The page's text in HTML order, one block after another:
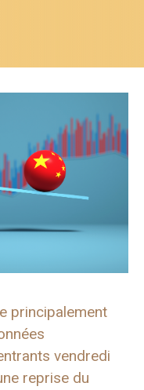
principalement
vendredi
reprise du